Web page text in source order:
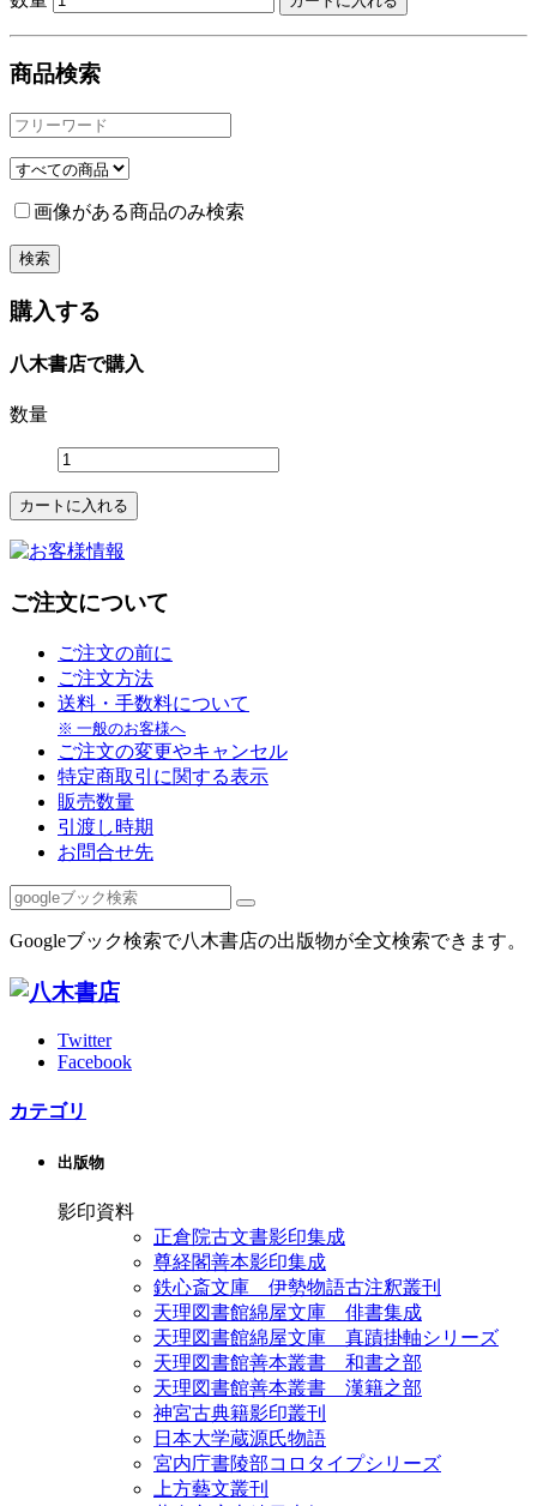
商品検索
画像がある商品のみ検索
購入する
八木書店で購入
数量
ご注文について
ご注文の前に
ご注文方法
送料・手数料について
※ 一般のお客様へ
ご注文の変更やキャンセル
特定商取引に関する表示
販売数量
引渡し時期
お問合せ先
Googleブック検索で八木書店の出版物が全文検索できます。
Twitter
Facebook
カテゴリ
出版物
影印資料
正倉院古文書影印集成
尊経閣善本影印集成
鉄心斎文庫 伊勢物語古注釈叢刊
天理図書館綿屋文庫 俳書集成
天理図書館綿屋文庫 真蹟掛軸シリーズ
天理図書館善本叢書 和書之部
天理図書館善本叢書 漢籍之部
神宮古典籍影印叢刊
日本大学蔵源氏物語
宮内庁書陵部コロタイプシリーズ
上方藝文叢刊